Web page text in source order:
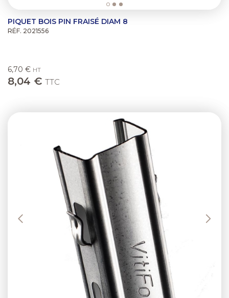
PIQUET BOIS PIN FRAISÉ DIAM 8
RÉF. 2021556
6,70 € HT
8,04 € TTC